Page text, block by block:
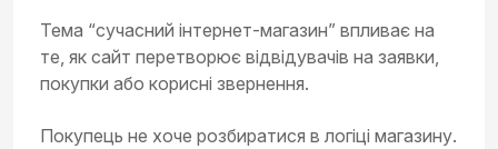
Тема “сучасний інтернет-магазин” впливає на
те, як сайт перетворює відвідувачів на заявки,
покупки або корисні звернення.
Покупець не хоче розбиратися в логіці магазину.